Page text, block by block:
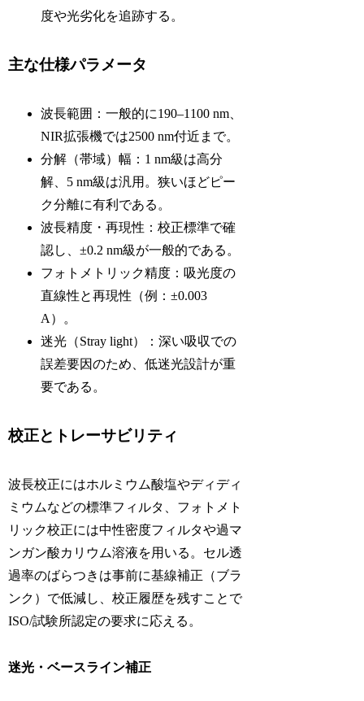
度や光劣化を追跡する。
主な仕様パラメータ
波長範囲：一般的に190–1100 nm、
NIR拡張機では2500 nm付近まで。
分解（帯域）幅：1 nm級は高分
解、5 nm級は汎用。狭いほどピー
ク分離に有利である。
波長精度・再現性：校正標準で確
認し、±0.2 nm級が一般的である。
フォトメトリック精度：吸光度の
直線性と再現性（例：±0.003
A）。
迷光（Stray light）：深い吸収での
誤差要因のため、低迷光設計が重
要である。
校正とトレーサビリティ
波長校正にはホルミウム酸塩やディディ
ミウムなどの標準フィルタ、フォトメト
リック校正には中性密度フィルタや過マ
ンガン酸カリウム溶液を用いる。セル透
過率のばらつきは事前に基線補正（ブラ
ンク）で低減し、校正履歴を残すことで
ISO/試験所認定の要求に応える。
迷光・ベースライン補正